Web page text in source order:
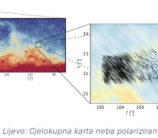
Cjelokupna karta neba